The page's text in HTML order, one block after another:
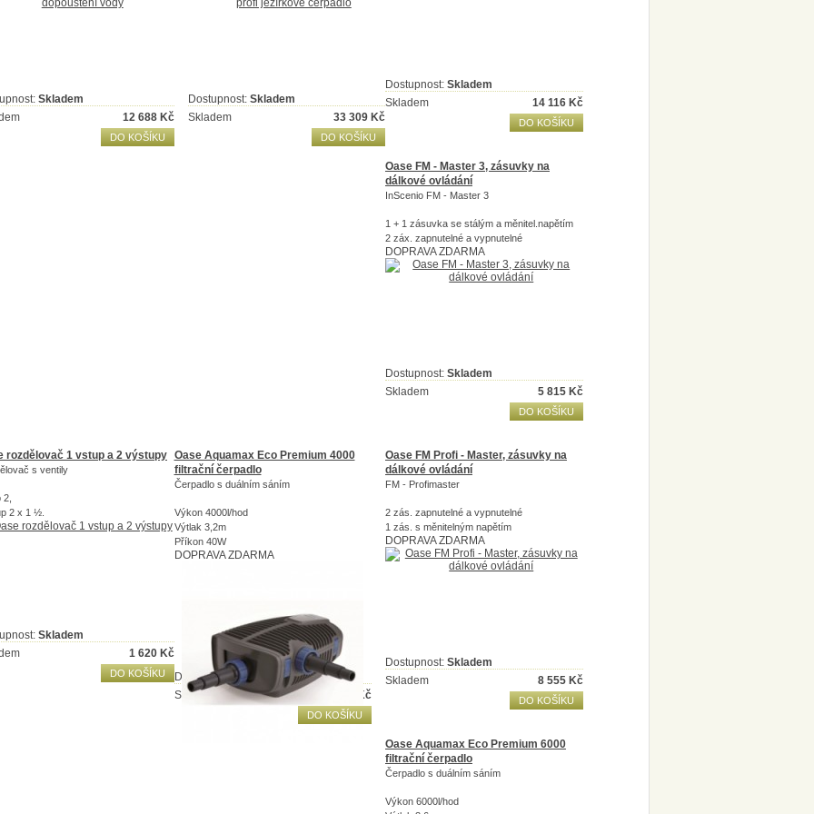
Skladem
12 688 Kč
DO KOŠÍKU
Dostupnost: Skladem
Skladem
33 309 Kč
DO KOŠÍKU
Dostupnost: Skladem
Skladem
14 116 Kč
DO KOŠÍKU
Oase FM - Master 3, zásuvky na
dálkové ovládání
InScenio FM - Master 3
1 + 1 zásuvka se stálým a měnitel.napětím
2 záx. zapnutelné a vypnutelné
DOPRAVA ZDARMA
Dostupnost: Skladem
Skladem
5 815 Kč
DO KOŠÍKU
rozdělovač 1 vstup a 2 výstupy
s ventily
2 x 1 ½.
Skladem
1 620 Kč
DO KOŠÍKU
Oase Aquamax Eco Premium 4000
filtrační čerpadlo
Čerpadlo s duálním sáním
Výkon 4000l/hod
Výtlak 3,2m
Příkon 40W
DOPRAVA ZDARMA
Dostupnost:Skladem
Skladem
Kč
DO KOŠÍKU
Oase FM Profi - Master, zásuvky na
dálkové ovládání
FM - Profimaster
2 zás. zapnutelné a vypnutelné
1 zás. s měnitelným napětím
DOPRAVA ZDARMA
Dostupnost: Skladem
Skladem
8 555 Kč
DO KOŠÍKU
Oase Aquamax Eco Premium 6000
filtrační čerpadlo
Čerpadlo s duálním sáním
Výkon 6000l/hod